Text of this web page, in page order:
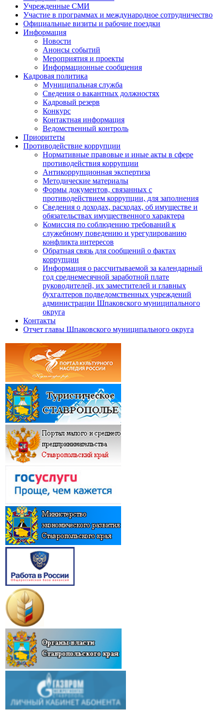
Учрежденные СМИ
Участие в программах и международное сотрудничество
Официальные визиты и рабочие поездки
Информация
Новости
Анонсы событий
Мероприятия и проекты
Информационные сообщения
Кадровая политика
Муниципальная служба
Сведения о вакантных должностях
Кадровый резерв
Конкурс
Контактная информация
Ведомственный контроль
Приоритеты
Противодействие коррупции
Нормативные правовые и иные акты в сфере
противодействия коррупции
Антикоррупционная экспертиза
Методические материалы
Формы документов, связанных с
противодействием коррупции, для заполнения
Сведения о доходах, расходах, об имуществе и
обязательствах имущественного характера
Комиссия по соблюдению требований к
служебному поведению и урегулированию
конфликта интересов
Обратная связь для сообщений о фактах
коррупции
Информация о рассчитываемой за календарный
год среднемесячной заработной плате
руководителей, их заместителей и главных
бухгалтеров подведомственных учреждений
администрации Шпаковского муниципального
округа
Контакты
Отчет главы Шпаковского муниципального округа